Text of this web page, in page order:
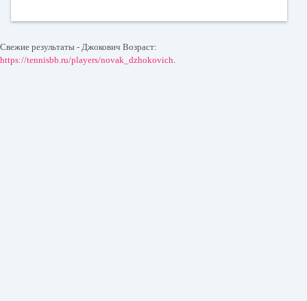
Свежие результаты - Джокович Возраст:
https://tennisbb.ru/players/novak_dzhokovich.